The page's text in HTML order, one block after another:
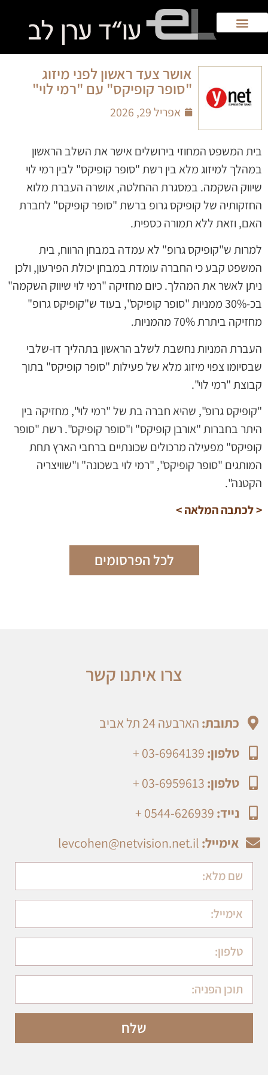
אושר צעד ראשון לפני מיזוג
"סופר קופיקס" עם "רמי לוי"
אפריל 29, 2026
בית המשפט המחוזי בירושלים אישר את השלב הראשון
במהלך למיזוג מלא בין רשת "סופר קופיקס" לבין רמי לוי
שיווק השקמה. במסגרת ההחלטה, אושרה העברת מלוא
החזקותיה של קופיקס גרופ ברשת "סופר קופיקס" לחברת
האם, וזאת ללא תמורה כספית.
למרות ש"קופיקס גרופ" לא עמדה במבחן הרווח, בית
המשפט קבע כי החברה עומדת במבחן יכולת הפירעון, ולכן
ניתן לאשר את המהלך. כיום מחזיקה "רמי לוי שיווק השקמה"
בכ-30% ממניות "סופר קופיקס", בעוד ש"קופיקס גרופ"
מחזיקה ביתרת 70% מהמניות.
העברת המניות נחשבת לשלב הראשון בתהליך דו-שלבי
שבסיומו צפוי מיזוג מלא של פעילות "סופר קופיקס" בתוך
קבוצת "רמי לוי".
"קופיקס גרופ", שהיא חברה בת של "רמי לוי", מחזיקה בין
היתר בחברות "אורבן קופיקס" ו"סופר קופיקס". רשת "סופר
קופיקס" מפעילה מרכולים שכונתיים ברחבי הארץ תחת
המותגים "סופר קופיקס", "רמי לוי בשכונה" ו"שוויצריה
הקטנה".
< לכתבה המלאה >
לכל הפרסומים
צרו איתנו קשר
כתובת: הארבעה 24 תל אביב
טלפון: 03-6964139 +
טלפון: 03-6959613 +
נייד: 0544-626939 +
אימייל: levcohen@netvision.net.il
שלח